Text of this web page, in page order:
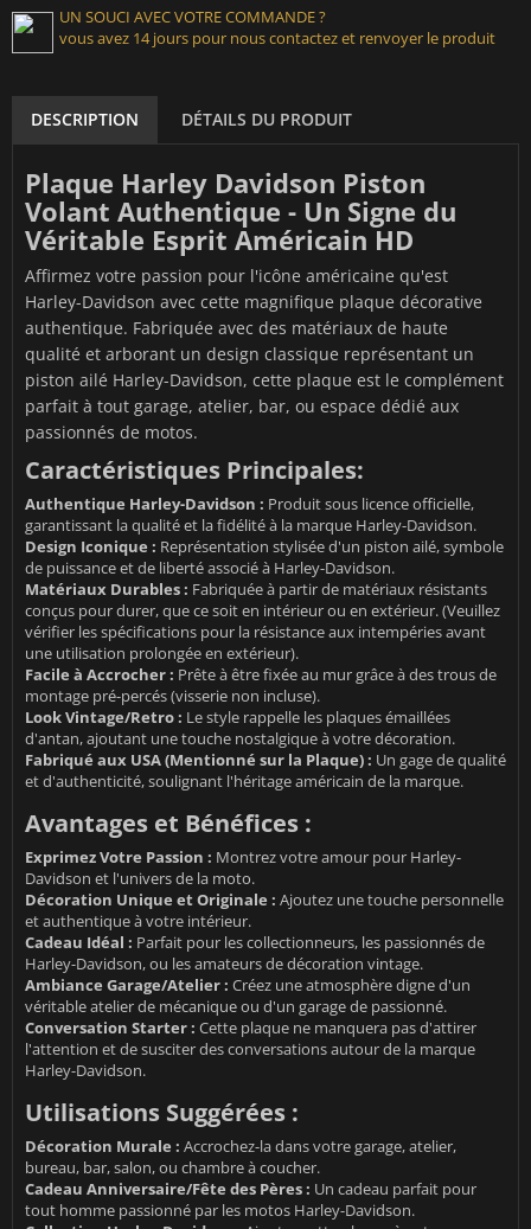
UN SOUCI AVEC VOTRE COMMANDE ?
vous avez 14 jours pour nous contactez et renvoyer le produit
DESCRIPTION DÉTAILS DU PRODUIT
Plaque Harley Davidson Piston
Volant Authentique - Un Signe du
Véritable Esprit Américain HD
Affirmez votre passion pour l'icône américaine qu'est
Harley-Davidson avec cette magnifique plaque décorative
authentique. Fabriquée avec des matériaux de haute
qualité et arborant un design classique représentant un
piston ailé Harley-Davidson, cette plaque est le complément
parfait à tout garage, atelier, bar, ou espace dédié aux
passionnés de motos.
Caractéristiques Principales:
Authentique Harley-Davidson : Produit sous licence officielle,
garantissant la qualité et la fidélité à la marque Harley-Davidson.
Design Iconique : Représentation stylisée d'un piston ailé, symbole
de puissance et de liberté associé à Harley-Davidson.
Matériaux Durables : Fabriquée à partir de matériaux résistants
conçus pour durer, que ce soit en intérieur ou en extérieur. (Veuillez
vérifier les spécifications pour la résistance aux intempéries avant
une utilisation prolongée en extérieur).
Facile à Accrocher : Prête à être fixée au mur grâce à des trous de
montage pré-percés (visserie non incluse).
Look Vintage/Retro : Le style rappelle les plaques émaillées
d'antan, ajoutant une touche nostalgique à votre décoration.
Fabriqué aux USA (Mentionné sur la Plaque) : Un gage de qualité
et d'authenticité, soulignant l'héritage américain de la marque.
Avantages et Bénéfices :
Exprimez Votre Passion : Montrez votre amour pour Harley-
Davidson et l'univers de la moto.
Décoration Unique et Originale : Ajoutez une touche personnelle
et authentique à votre intérieur.
Cadeau Idéal : Parfait pour les collectionneurs, les passionnés de
Harley-Davidson, ou les amateurs de décoration vintage.
Ambiance Garage/Atelier : Créez une atmosphère digne d'un
véritable atelier de mécanique ou d'un garage de passionné.
Conversation Starter : Cette plaque ne manquera pas d'attirer
l'attention et de susciter des conversations autour de la marque
Harley-Davidson.
Utilisations Suggérées :
Décoration Murale : Accrochez-la dans votre garage, atelier,
bureau, bar, salon, ou chambre à coucher.
Cadeau Anniversaire/Fête des Pères : Un cadeau parfait pour
tout homme passionné par les motos Harley-Davidson.